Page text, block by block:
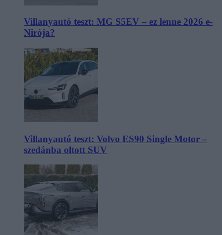
Villanyautó teszt: MG S5EV – ez lenne 2026 e-
Nirója?
Villanyautó teszt: Volvo ES90 Single Motor –
szedánba oltott SUV